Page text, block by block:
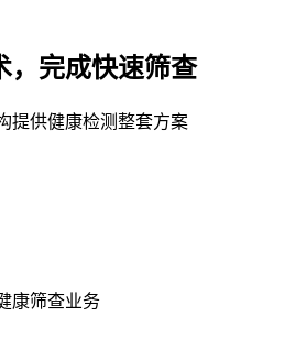
，完成快速筛查
提供健康检测整套方案
康筛查业务